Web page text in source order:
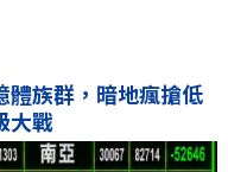
體族群，暗地瘋搶低
大戰